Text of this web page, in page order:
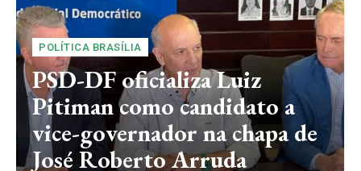
POLÍTICA BRASÍLIA
PSD-DF oficializa Luiz
Pitiman como candidato a
vice-governador na chapa de
José Roberto Arruda